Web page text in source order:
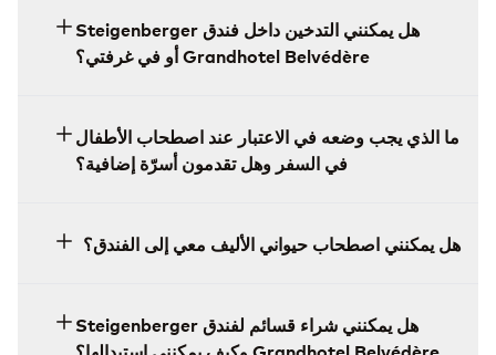
هل يمكنني التدخين داخل فندق Steigenberger
Grandhotel Belvédère أو في غرفتي؟
ما الذي يجب وضعه في الاعتبار عند اصطحاب الأطفال
في السفر وهل تقدمون أسرّة إضافية؟
هل يمكنني اصطحاب حيواني الأليف معي إلى الفندق؟
هل يمكنني شراء قسائم لفندق Steigenberger